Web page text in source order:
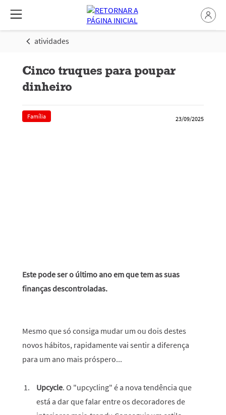
atividades
Cinco truques para poupar
dinheiro
Família 23/09/2025
Este pode ser o último ano em que tem as suas
finanças descontroladas.
Mesmo que só consiga mudar um ou dois destes
novos hábitos, rapidamente vai sentir a diferença
para um ano mais próspero...
Upcycle. O "upcycling" é a nova tendência que
está a dar que falar entre os decoradores de